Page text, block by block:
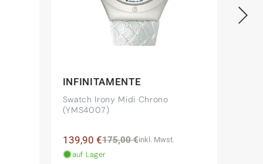
INFINITAMENTE
Swatch Irony Midi Chrono
(YMS4007)
Normaler
175,00 €Verkaufspreis
139,90 € inkl. Mwst.
auf Lager